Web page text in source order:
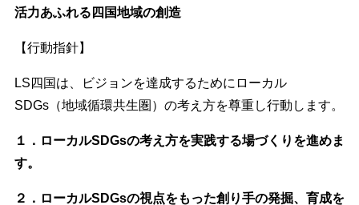
活力あふれる四国地域の創造
【行動指針】
LS四国は、ビジョンを達成するためにローカル
SDGs（地域循環共生圏）の考え方を尊重し行動します。
１．ローカルSDGsの考え方を実践する場づくりを進めま
す。
２．ローカルSDGsの視点をもった創り手の発掘、育成を